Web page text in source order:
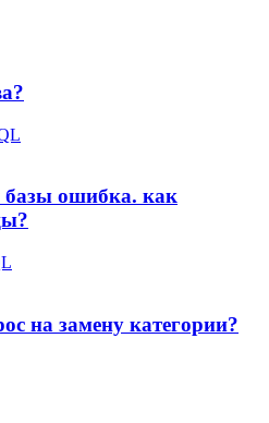
базы ошибка. как
на замену категории?